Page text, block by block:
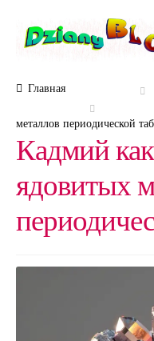
Перейти
Перейти
DTechno
DHealth
DAuto
Главная
металлов периодической
Кадмий
ядовитых